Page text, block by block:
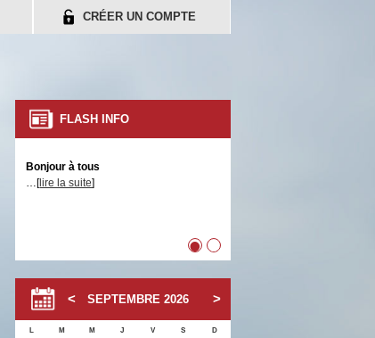
CRÉER UN COMPTE
FLASH INFO
Bonjour à tous
…[lire la suite]
••
SEPTEMBRE 2026
L M M J V S
D